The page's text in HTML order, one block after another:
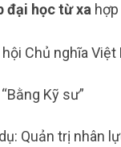
đại học từ xa
hội Chủ nghĩa
Kỹ sư”
Quản trị nhân